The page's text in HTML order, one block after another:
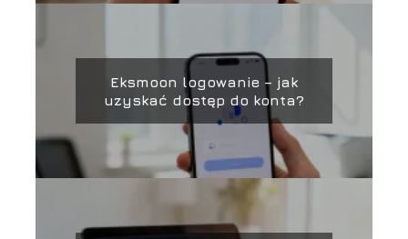
Eksmoon logowanie – jak
uzyskać dostęp do konta?